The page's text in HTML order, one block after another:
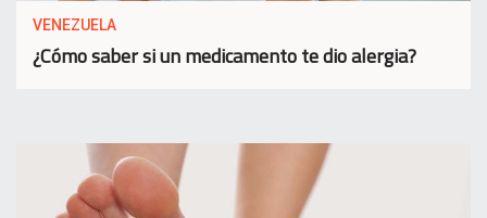
VENEZUELA
¿Cómo saber si un medicamento te dio alergia?